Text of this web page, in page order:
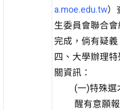
a.moe.edu.tw）
生委員會聯合
完成，倘有疑
四、大學辦理
關資訊：
(一)特殊選
醒有意願